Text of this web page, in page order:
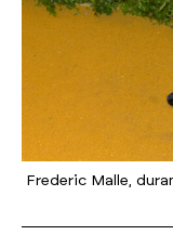
Frederic Malle,